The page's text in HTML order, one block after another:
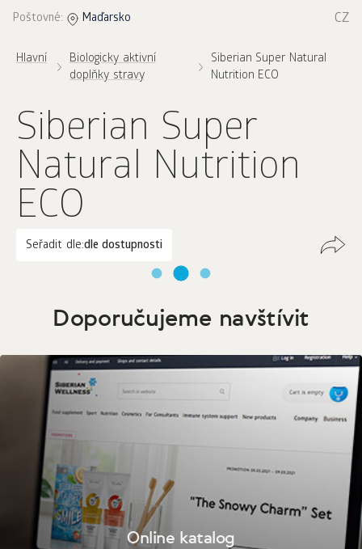
Poštovné: Maďarsko CZ
Hlavní
Biologicky aktivní
doplňky stravy
Siberian Super Natural
Nutrition ECO
Siberian Super
Natural Nutrition
ECO
Seřadit dle:dle dostupnosti
Doporučujeme navštívit
Online katalog